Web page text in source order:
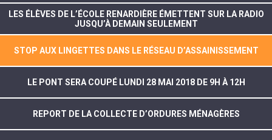
LES ÉLÈVES DE L’ÉCOLE RENARDIÈRE ÉMETTENT SUR LA RADIO
JUSQU’À DEMAIN SEULEMENT
STOP AUX LINGETTES DANS LE RÉSEAU D’ASSAINISSEMENT
LE PONT SERA COUPÉ LUNDI 28 MAI 2018 DE 9H À 12H
REPORT DE LA COLLECTE D’ORDURES MÉNAGÈRES